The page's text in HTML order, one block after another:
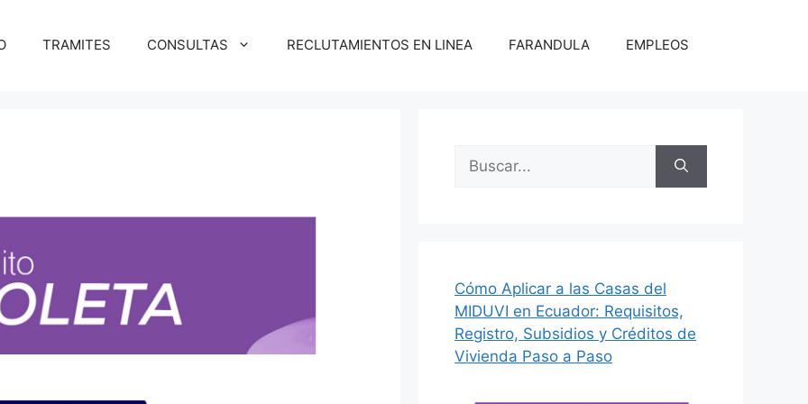
TRAMITES CONSULTAS RECLUTAMIENTOS EN LINEA FARANDULA EMPLEOS
Cómo Aplicar a las Casas del
MIDUVI en Ecuador: Requisitos,
Registro, Subsidios y Créditos de
Vivienda Paso a Paso